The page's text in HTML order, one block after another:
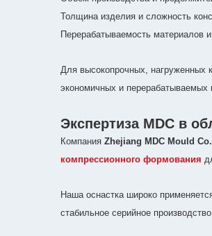
Толщина изделия и сложность
Перерабатываемость материалов
Для высокопрочных, нагруженных
экономичных и
Экспертиза MDC в
Компания Zhejiang MDC Mould
компрессионного формования
Наша оснастка широко
стабильное серийное производство.